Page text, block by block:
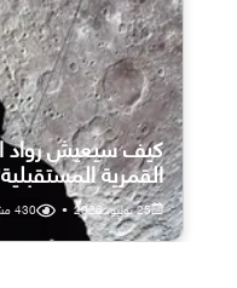
كيف سيعيش رواد
القمرية
25 يوليو، 2026 •
430